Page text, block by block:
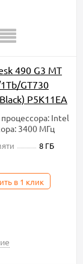
490 G3 MT
GT730
P5K11EA
Intel
3400 МГц
8 ГБ
в 1 клик